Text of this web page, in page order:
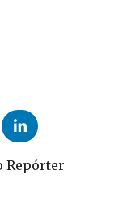
Repórter